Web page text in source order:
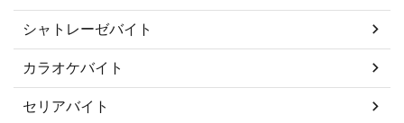
シャトレーゼバイト
カラオケバイト
セリアバイト